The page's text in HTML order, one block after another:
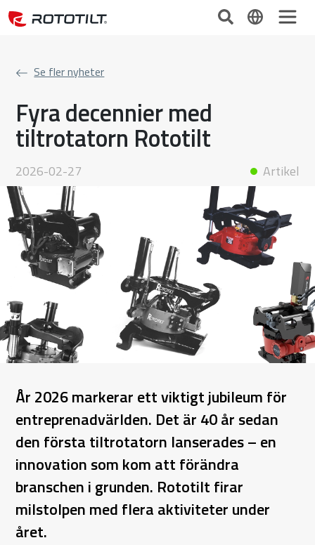
Se fler nyheter
Fyra decennier med
tiltrotatorn Rototilt
2026-02-27 Artikel
År 2026 markerar ett viktigt jubileum för
entreprenadvärlden. Det är 40 år sedan
den första tiltrotatorn lanserades – en
innovation som kom att förändra
branschen i grunden. Rototilt firar
milstolpen med flera aktiviteter under
året.